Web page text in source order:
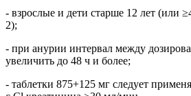
- взрослые и дети старше 12 лет (или
2);
- при анурии интервал между
увеличить до 48 ч и более;
- таблетки 875+125 мг следует